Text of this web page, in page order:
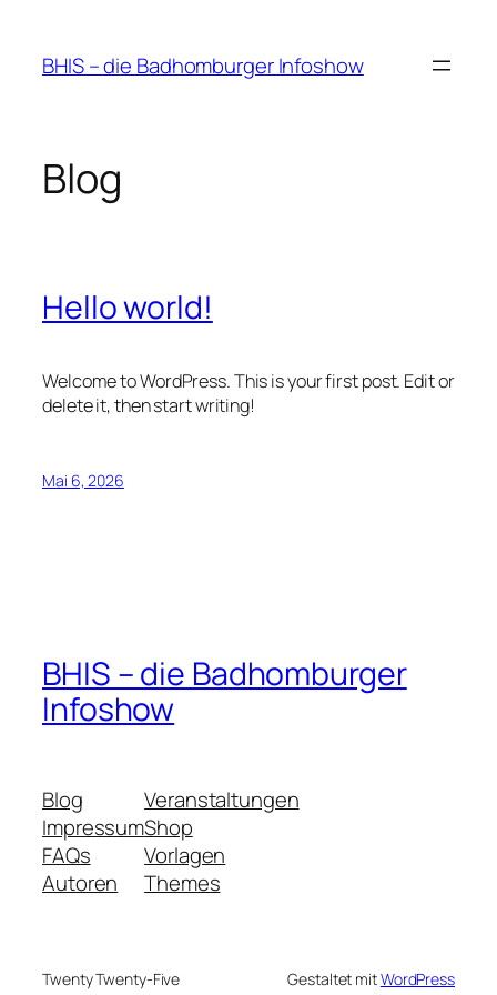
springen
BHIS – die Badhomburger Infoshow
Blog
Hello world!
Welcome to WordPress. This is your first post. Edit or
delete it, then start writing!
Mai 6, 2026
BHIS – die Badhomburger
Infoshow
Blog
Impressum
FAQs
Autoren
Veranstaltungen
Shop
Vorlagen
Themes
Twenty Twenty-Five Gestaltet mitWordPress